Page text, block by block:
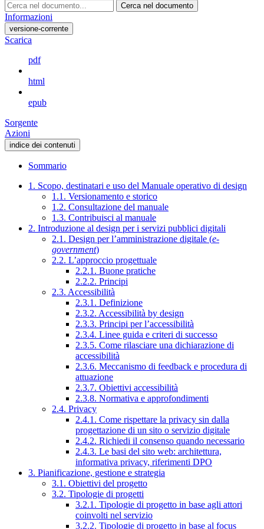
Cerca nel documento
Informazioni
versione-corrente
Scarica
pdf
html
epub
Sorgente
Azioni
indice dei contenuti
Sommario
1. Scopo, destinatari e uso del Manuale operativo di design
1.1. Versionamento e storico
1.2. Consultazione del manuale
1.3. Contribuisci al manuale
2. Introduzione al design per i servizi pubblici digitali
2.1. Design per l’amministrazione digitale (e-
government)
2.2. L’approccio progettuale
2.2.1. Buone pratiche
2.2.2. Principi
2.3. Accessibilità
2.3.1. Definizione
2.3.2. Accessibilità by design
2.3.3. Principi per l’accessibilità
2.3.4. Linee guida e criteri di successo
2.3.5. Come rilasciare una dichiarazione di
accessibilità
2.3.6. Meccanismo di feedback e procedura di
attuazione
2.3.7. Obiettivi accessibilità
2.3.8. Normativa e approfondimenti
2.4. Privacy
2.4.1. Come rispettare la privacy sin dalla
progettazione di un sito o servizio digitale
2.4.2. Richiedi il consenso quando necessario
2.4.3. Le basi del sito web: architettura,
informativa privacy, riferimenti DPO
3. Pianificazione, gestione e strategia
3.1. Obiettivi del progetto
3.2. Tipologie di progetti
3.2.1. Tipologie di progetto in base agli attori
coinvolti nel servizio
3.2.2. Tipologie di progetto in base al focus